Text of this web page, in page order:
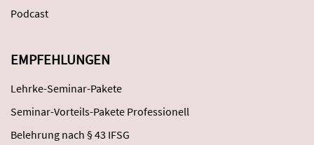
Podcast
EMPFEHLUNGEN
Lehrke-Seminar-Pakete
Seminar-Vorteils-Pakete Professionell
Belehrung nach § 43 IFSG